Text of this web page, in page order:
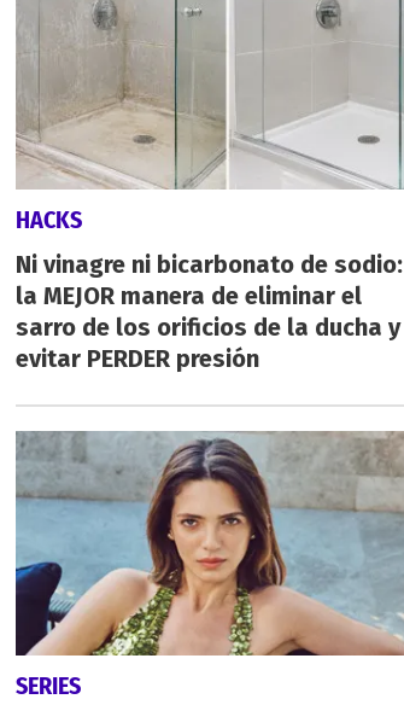
HACKS
Ni vinagre ni bicarbonato de sodio:
la MEJOR manera de eliminar el
sarro de los orificios de la ducha y
evitar PERDER presión
SERIES